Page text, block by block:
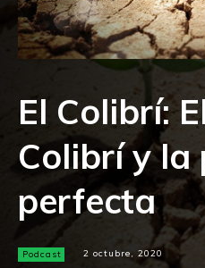
El Colibrí:
Colibrí y la
perfecta
Podcast 2 octubre, 2020